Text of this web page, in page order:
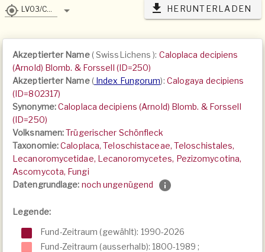
LV03/CH1903 HERUNTERLADEN
Akzeptierter Name(SwissLichens): Caloplaca decipiens
(Arnold) Blomb. & Forssell (ID=250)
Akzeptierter Name(Index Fungorum): Calogaya decipiens
(ID=802317)
Synonyme:Caloplaca decipiens (Arnold) Blomb. & Forssell
(ID=250)
Volksnamen:Trügerischer Schönfleck
Taxonomie:Caloplaca, Teloschistaceae, Teloschistales,
Lecanoromycetidae, Lecanoromycetes, Pezizomycotina,
Ascomycota, Fungi
Datengrundlage: noch ungenügend
Legende:
Fund-Zeitraum (gewählt): 1990-2026
Fund-Zeitraum (ausserhalb): 1800-1989 ;